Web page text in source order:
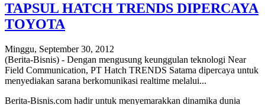
TAPSUL HATCH TRENDS DIPERCAYA
TOYOTA
Minggu, September 30, 2012
(Berita-Bisnis) - Dengan mengusung keunggulan teknologi Near
Field Communication, PT Hatch TRENDS Satama dipercaya untuk
menyediakan sarana berkomunikasi realtime melalui...
Berita-Bisnis.com hadir untuk menyemarakkan dinamika dunia